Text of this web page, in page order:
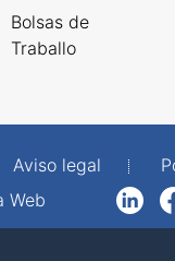
Bolsas de
Traballo
Aviso legal
Web
LinkedInFacebook